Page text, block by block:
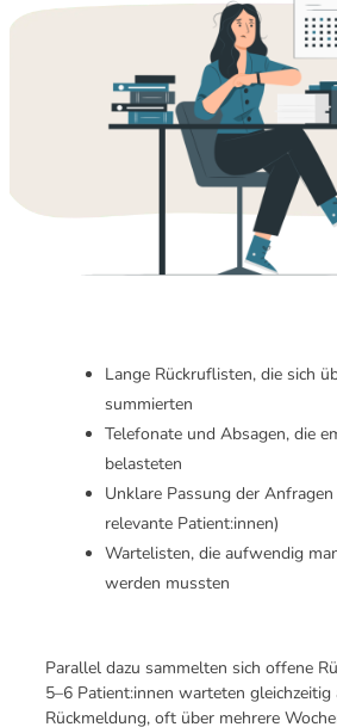
Lange Rückruflisten, die sich
summierten
Telefonate und Absagen, die
belasteten
Unklare Passung der
relevante Patient:innen)
Wartelisten, die aufwendig
werden mussten
Parallel dazu sammelten sich offene
5–6 Patient:innen warteten gleichzeitig
Rückmeldung, oft über mehrere